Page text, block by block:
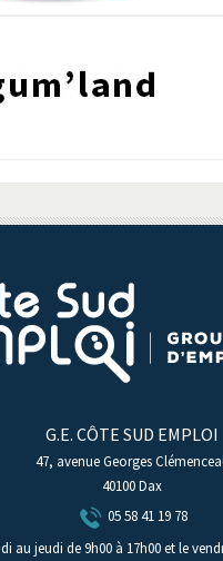
G.E. CÔTE SUD EMPLOI
47, avenue Georges
40100 Dax
05 58 41 19 78
au jeudi de 9h00 à 17h00 et le